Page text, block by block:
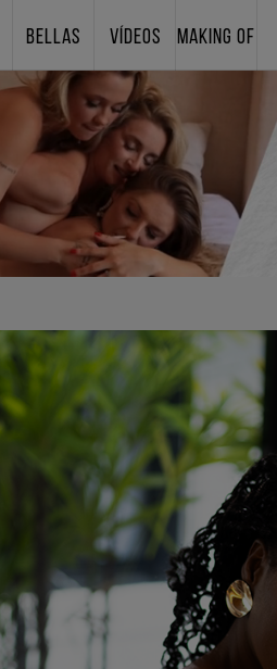
BELLAS VÍDEOS MAKING OF